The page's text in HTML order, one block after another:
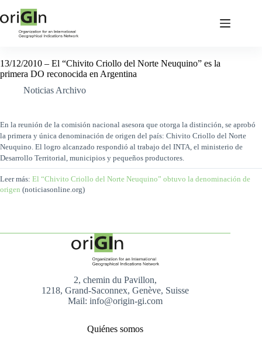
13/12/2010 – El “Chivito Criollo del Norte Neuquino” es la
primera DO reconocida en Argentina
Noticias Archivo
En la reunión de la comisión nacional asesora que otorga la distinción, se aprobó
la primera y única denominación de origen del país: Chivito Criollo del Norte
Neuquino. El logro alcanzado respondió al trabajo del INTA, el ministerio de
Desarrollo Territorial, municipios y pequeños productores.
Leer más: El “Chivito Criollo del Norte Neuquino” obtuvo la denominación de
origen (noticiasonline.org)
2, chemin du Pavillon,
1218, Grand-Saconnex, Genève, Suisse
Mail: info@origin-gi.com
Quiénes somos